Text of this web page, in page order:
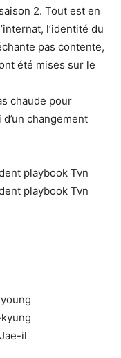
2. Tout est en
l’identité du
pas contente,
été mises sur le
chaude pour
d’un changement
il